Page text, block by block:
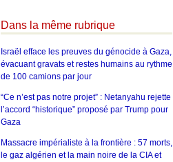
Dans la même rubrique
Israël efface les preuves du génocide à Gaza,
évacuant gravats et restes humains au rythme
de 100 camions par jour
“Ce n’est pas notre projet” : Netanyahu rejette
l’accord “historique” proposé par Trump pour
Gaza
Massacre impérialiste à la frontière : 57 morts,
le gaz algérien et la main noire de la CIA et